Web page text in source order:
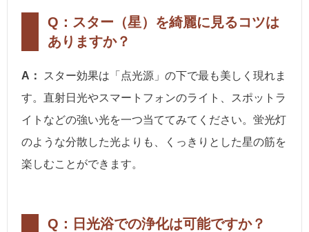
Q：スター（星）を綺麗に見るコツは
ありますか？
A：
スター効果は「点光源」の下で最も美しく現れま
す。直射日光やスマートフォンのライト、スポットラ
イトなどの強い光を一つ当ててみてください。蛍光灯
のような分散した光よりも、くっきりとした星の筋を
楽しむことができます。
Q：日光浴での浄化は可能ですか？